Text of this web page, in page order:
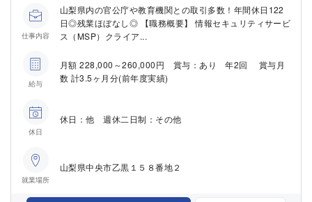
仕事内容
山梨県内の官公庁や教育機関との取引多数！年間休日122
日◎残業ほぼなし◎ 【職務概要】 情報セキュリティサービ
ス（MSP）クライア...
給与
月額 228,000～260,000円 賞与：あり 年2回 賞与月
数 計3.5ヶ月分(前年度実績)
休日
休日：他 週休二日制：その他
就業場所
山梨県中央市乙黒１５８番地２